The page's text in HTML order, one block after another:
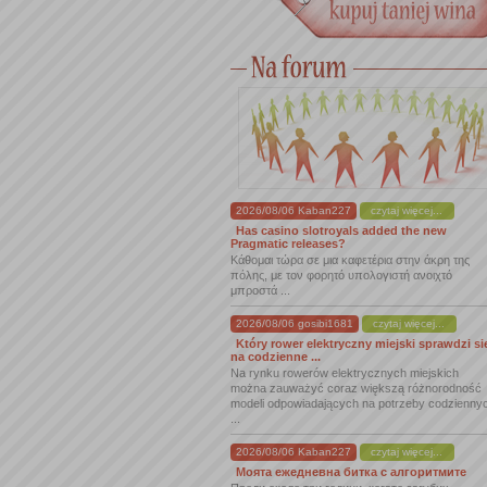
2026/08/06 Kaban227 czytaj więcej...
Has casino slotroyals added the new
Pragmatic releases?
Κάθομαι τώρα σε μια καφετέρια στην άκρη της
πόλης, με τον φορητό υπολογιστή ανοιχτό
μπροστά ...
2026/08/06 gosibi1681 czytaj więcej...
Który rower elektryczny miejski sprawdzi
na codzienne ...
Na rynku rowerów elektrycznych miejskich
można zauważyć coraz większą różnorodność
modeli odpowiadających na potrzeby
2026/08/06 Kaban227 czytaj więcej...
Моята ежедневна битка с алгоритмите